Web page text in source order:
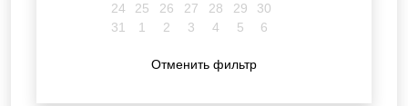
24
25 26 27 28 29
30
31
1 2 3 4 5 6
Отменить фильтр